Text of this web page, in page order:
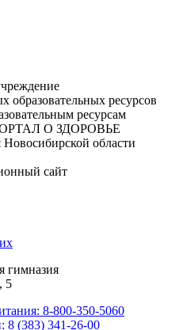
гимназия
5
8-800-350-5060
8 (383) 341-26-00